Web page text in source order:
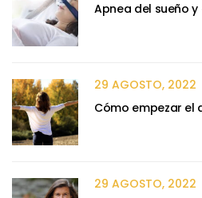
Apnea del sueño
29 AGOSTO, 2022
Cómo empezar el
29 AGOSTO, 2022